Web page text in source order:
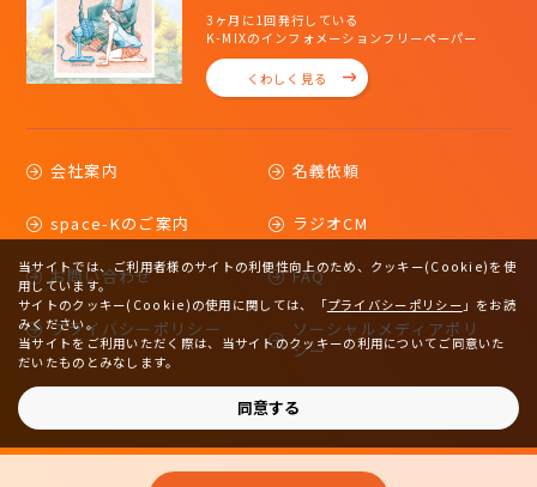
3ヶ月に1回発行している
K-MIXのインフォメーションフリーペーパー
くわしく見る
会社案内 名義依頼
space-Kのご案内 ラジオCM
お問い合わせ FAQ
プライバシーポリシー
ソーシャルメディアポリ
シー
当サイトでは、ご利用者様のサイトの利便性向上のため、クッキー(Cookie)を使
用しています。
サイトのクッキー(Cookie)の使用に関しては、
「プライバシーポリシー 」をお読
みください。
当サイトをご利用いただく際は、当サイトのクッキーの利用についてご同意いた
だいたものとみなします。
同意する